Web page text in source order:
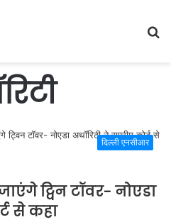
दिल्ली एनसीआर
ट्विन टॉवर- नोएडा
से कहा